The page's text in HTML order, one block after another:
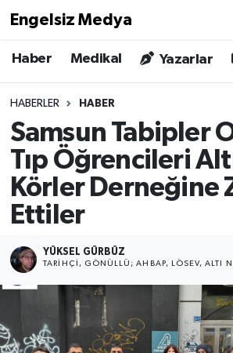
Engelsiz Medya
Haber Medikal Yazarlar
HABERLER HABER
Samsun Tabipler
Tıp Öğrencileri
Körler Derneğine
Ettiler
YÜKSEL GÜRBÜZ
TARIHÇI, GÖNÜLLÜ; AHBAP, LÖSEV, ALTI
Haber
Medikal
Yönetim Kurulu
Yazarlar
Biz Buradayız
Künye
İletişim
Gizlilik Sözleşmesi
Hava Durumu
Trafik Durumu
Süper Lig Puan Durumu ve
Tüm Manşetler
Son Dakika Haberleri
Haber Arşivi